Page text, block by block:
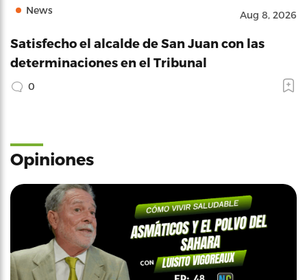
News Aug 8, 2026
Satisfecho el alcalde de San Juan con las
determinaciones en el Tribunal
0
Opiniones